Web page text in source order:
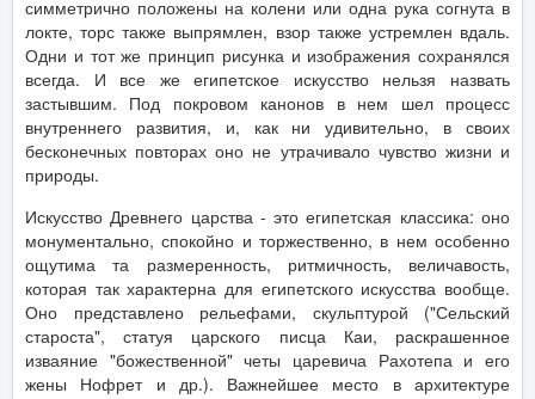
симметрично положены на колени или одна рука согнута в
локте, торс также выпрямлен, взор также устремлен вдаль.
Одни и тот же принцип рисунка и изображения сохранялся
всегда. И все же египетское искусство нельзя назвать
застывшим. Под покровом канонов в нем шел процесс
внутреннего развития, и, как ни удивительно, в своих
бесконечных повторах оно не утрачивало чувство жизни и
природы.
Искусство Древнего царства - это египетская классика: оно
монументально, спокойно и торжественно, в нем особенно
ощутима та размеренность, ритмичность, величавость,
которая так характерна для египетского искусства вообще.
Оно представлено рельефами, скульптурой ("Сельский
староста", статуя царского писца Каи, раскрашенное
изваяние "божественной" четы царевича Рахотепа и его
жены Нофрет и др.). Важнейшее место в архитектуре